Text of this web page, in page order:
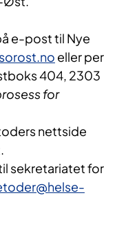
e-post til Nye
eller per
404, 2303
for
nettside
sekretariatet for